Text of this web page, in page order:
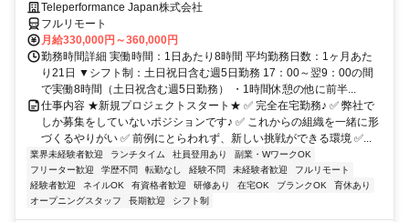
Teleperformance Japan株式会社
フルリモート
月給330,000円～360,000円
勤務時間詳細 実働時間：1日あたり8時間 平均勤務日数：1ヶ月あた
り21日 ▼シフト制：土日祝日含む週5日勤務 17：00～翌9：00の間
で実働8時間（土日祝含む週5日勤務） ・1時間休憩の他に前半...
仕事内容 ★新規プロジェクトスタート★ ✅ 完全在宅勤務♪ ✅ 弊社で
しか募集をしていないポジションです♪ ✅ これからの組織を一緒に形
づくるやりがい ✅ 前例にとらわれず、新しい挑戦ができる環境 ✅...
業界未経験者歓迎 ランチタイム 社員登用あり
副業・WワークOK
フリーター歓迎
学歴不問 転勤なし 経験不問 未経験者歓迎
フルリモート
経験者歓迎
ネイルOK 有資格者歓迎 研修あり 在宅OK ブランクOK
育休あり
オープニングスタッフ
長期歓迎 シフト制